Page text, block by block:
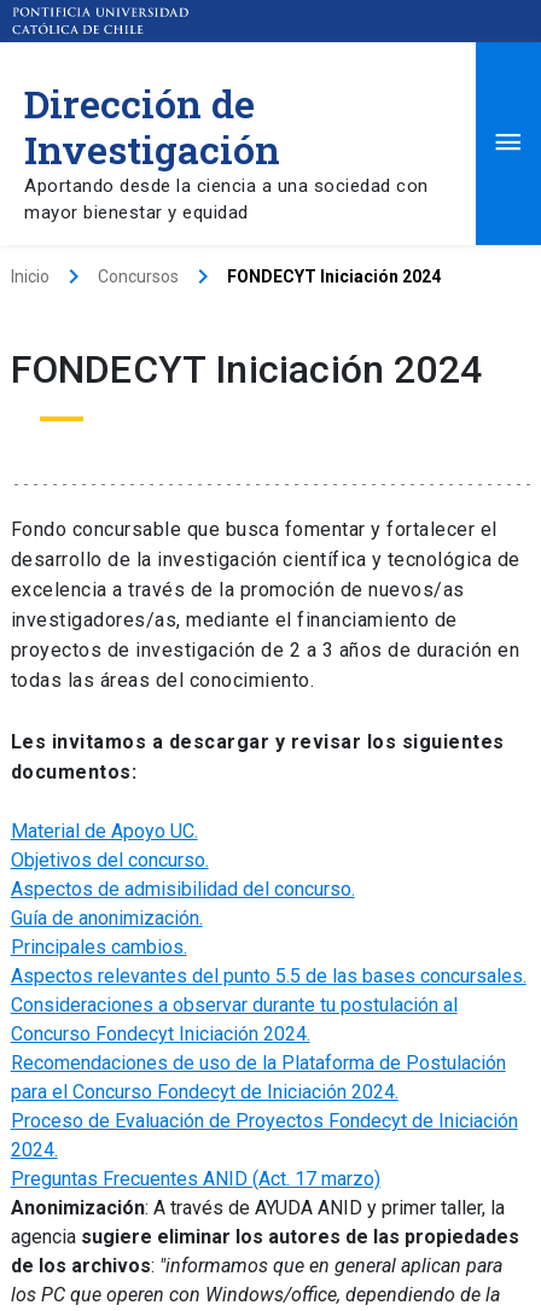
Dirección de
Investigación
Aportando desde la ciencia a una sociedad con
mayor bienestar y equidad
Inicio keyboard_arrow_right Concursos keyboard_arrow_right FONDECYT Iniciación 2024
FONDECYT Iniciación 2024
Fondo concursable que busca fomentar y fortalecer el
desarrollo de la investigación científica y tecnológica de
excelencia a través de la promoción de nuevos/as
investigadores/as, mediante el financiamiento de
proyectos de investigación de 2 a 3 años de duración en
todas las áreas del conocimiento.
Les invitamos a descargar y revisar los siguientes
documentos:
Material de Apoyo UC.
Objetivos del concurso.
Aspectos de admisibilidad del concurso.
Guía de anonimización.
Principales cambios.
Aspectos relevantes del punto 5.5 de las bases concursales.
Consideraciones a observar durante tu postulación al
Concurso Fondecyt Iniciación 2024.
Recomendaciones de uso de la Plataforma de Postulación
para el Concurso Fondecyt de Iniciación 2024.
Proceso de Evaluación de Proyectos Fondecyt de Iniciación
2024.
Preguntas Frecuentes ANID (Act. 17 marzo)
Anonimización: A través de AYUDA ANID y primer taller, la
agencia sugiere eliminar los autores de las propiedades
de los archivos: "informamos que en general aplican para
los PC que operen con Windows/office, dependiendo de la